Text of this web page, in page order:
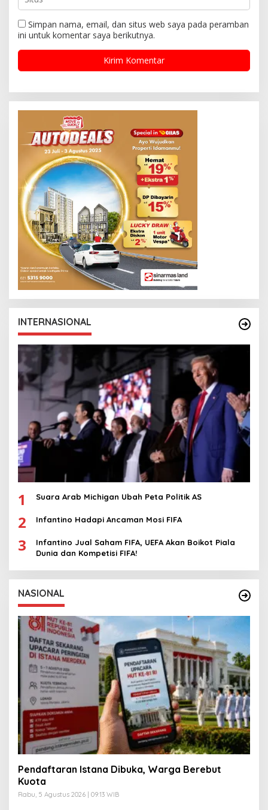
Simpan nama, email, dan situs web saya pada peramban
ini untuk komentar saya berikutnya.
INTERNASIONAL
1 Suara Arab Michigan Ubah Peta Politik AS
2 Infantino Hadapi Ancaman Mosi FIFA
3
Infantino Jual Saham FIFA, UEFA Akan Boikot Piala
Dunia dan Kompetisi FIFA!
NASIONAL
Pendaftaran Istana Dibuka, Warga Berebut
Kuota
Rabu, 5 Agustus 2026 | 09:13 WIB